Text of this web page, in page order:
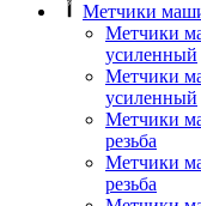
Метчики
Метчики
усиленный
Метчики
усиленный
Метчики
резьба
Метчики
резьба